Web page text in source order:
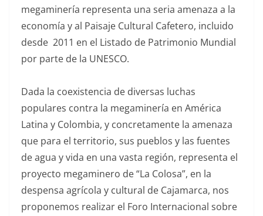
megaminería representa una seria amenaza a la
economía y al Paisaje Cultural Cafetero, incluido
desde 2011 en el Listado de Patrimonio Mundial
por parte de la UNESCO.
Dada la coexistencia de diversas luchas
populares contra la megaminería en América
Latina y Colombia, y concretamente la amenaza
que para el territorio, sus pueblos y las fuentes
de agua y vida en una vasta región, representa el
proyecto megaminero de “La Colosa”, en la
despensa agrícola y cultural de Cajamarca, nos
proponemos realizar el Foro Internacional sobre